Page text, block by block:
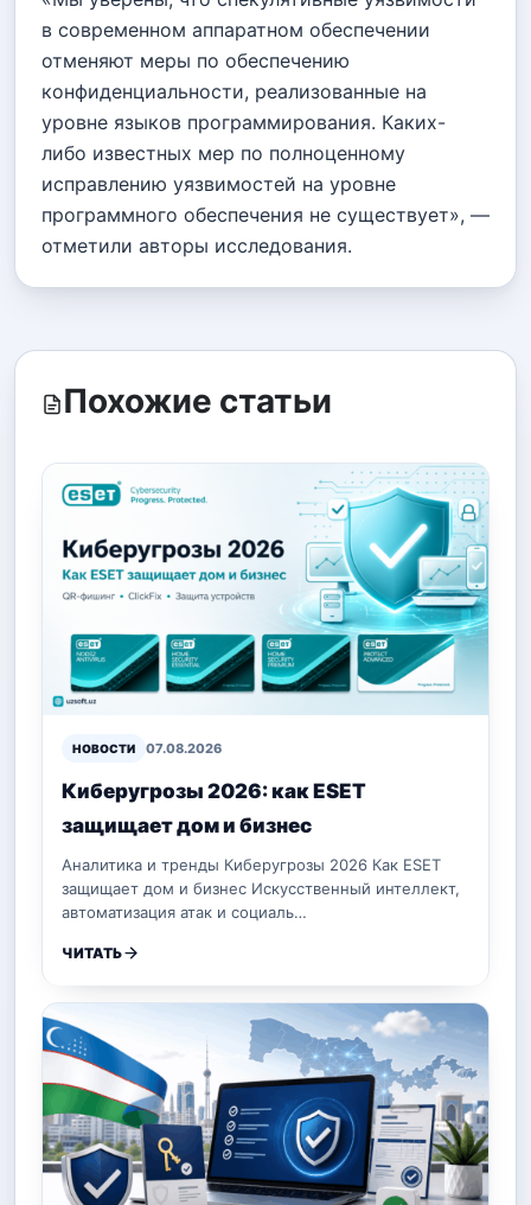
в современном аппаратном обеспечении
отменяют меры по обеспечению
конфиденциальности, реализованные на
уровне языков программирования. Каких-
либо известных мер по полноценному
исправлению уязвимостей на уровне
программного обеспечения не существует», —
отметили авторы исследования.
Похожие статьи
НОВОСТИ 07.08.2026
Киберугрозы 2026: как ESET
защищает дом и бизнес
Аналитика и тренды Киберугрозы 2026 Как ESET
защищает дом и бизнес Искусственный интеллект,
автоматизация атак и социаль…
ЧИТАТЬ